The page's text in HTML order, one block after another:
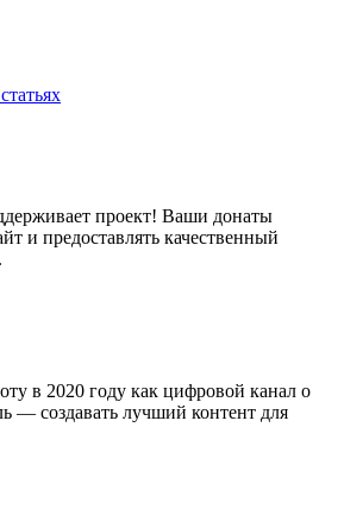
проект! Ваши донаты
и предоставлять качественный
в 2020 году как цифровой канал о
— создавать лучший контент для